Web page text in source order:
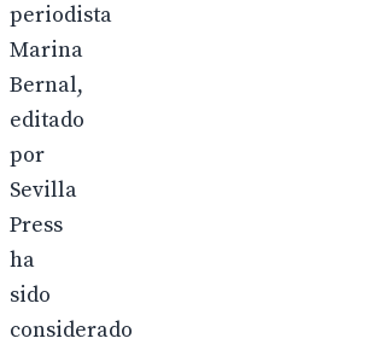
periodista
Marina
Bernal,
editado
por
Sevilla
Press
ha
sido
considerado